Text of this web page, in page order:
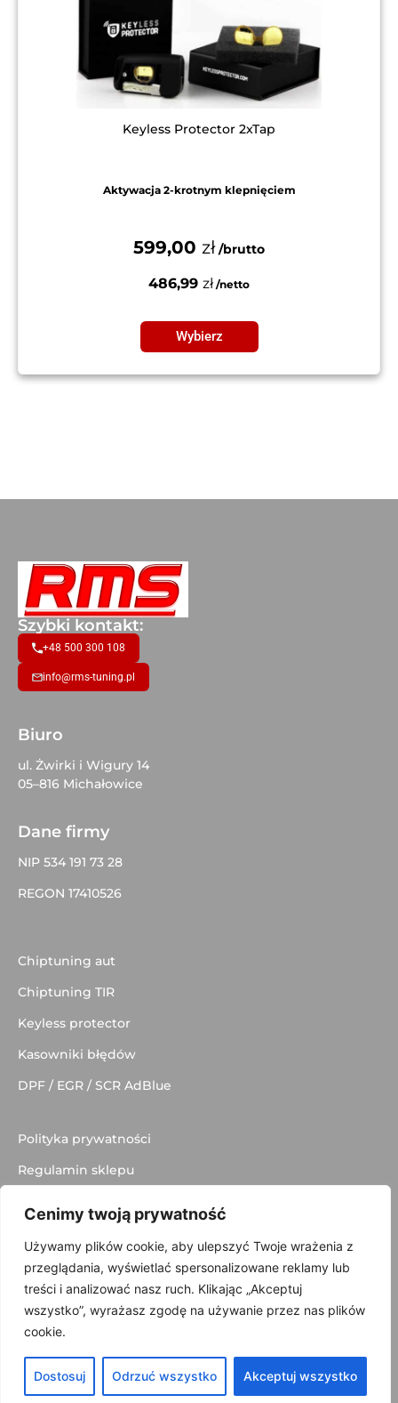
Cenimy twoją prywatność
Używamy plików cookie, aby ulepszyć Twoje wrażenia z
przeglądania, wyświetlać spersonalizowane reklamy lub
treści i analizować nasz ruch. Klikając „Akceptuj
wszystko”, wyrażasz zgodę na używanie przez nas plików
cookie.
Dostosuj Odrzuć wszystko Akceptuj wszystko
Keyless Protector 2xTap
Aktywacja 2-krotnym klepnięciem
599,00 zł
486,99 zł
Wybierz
Szybki kontakt:
+48 500 300 108
info@rms-tuning.pl
Biuro
ul. Żwirki i Wigury 14
05–816 Michałowice
Dane firmy
NIP 534 191 73 28
REGON 17410526
Chiptuning aut
Chiptuning TIR
Keyless protector
Kasowniki błędów
DPF / EGR / SCR AdBlue
Polityka prywatności
Regulamin sklepu
© 2025 made with